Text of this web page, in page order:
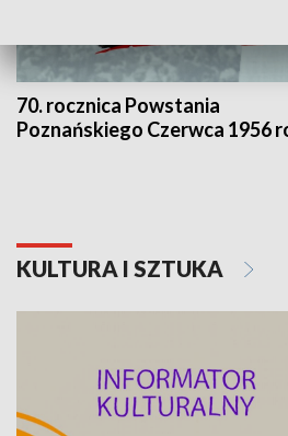
70. rocznica Powstania
Poznańskiego Czerwca 1956
KULTURA I SZTUKA